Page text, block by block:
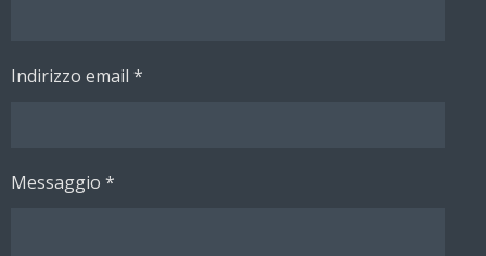
Indirizzo email *
Messaggio *